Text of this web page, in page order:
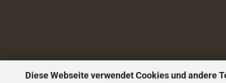
Diese Webseite verwendet Cookies und andere
Vertrag widerrufen